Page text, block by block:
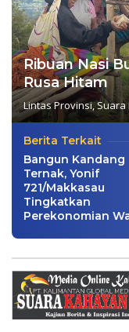
Ribuan Nasi
Rusa Hitam
Lintas Provinsi,Suara
Berita Terkait
Bangun Kandang
Ternak, Yonif
721/Makkasau
Tingkatkan
Perekonomian